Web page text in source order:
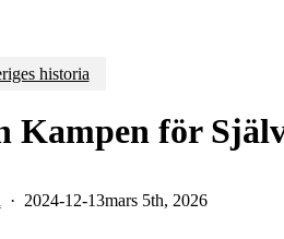
historia
Kampen för
2024-12-13mars 5th, 2026